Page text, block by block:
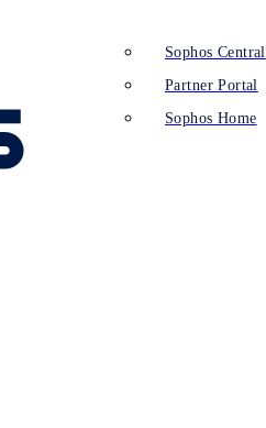
Sophos Central
Partner Portal
Sophos Home